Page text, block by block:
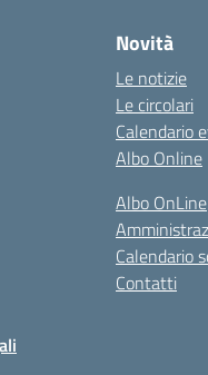
Novità
Le notizie
Le circolari
Calendario
Albo Online
Albo OnLine
Calendario
Contatti